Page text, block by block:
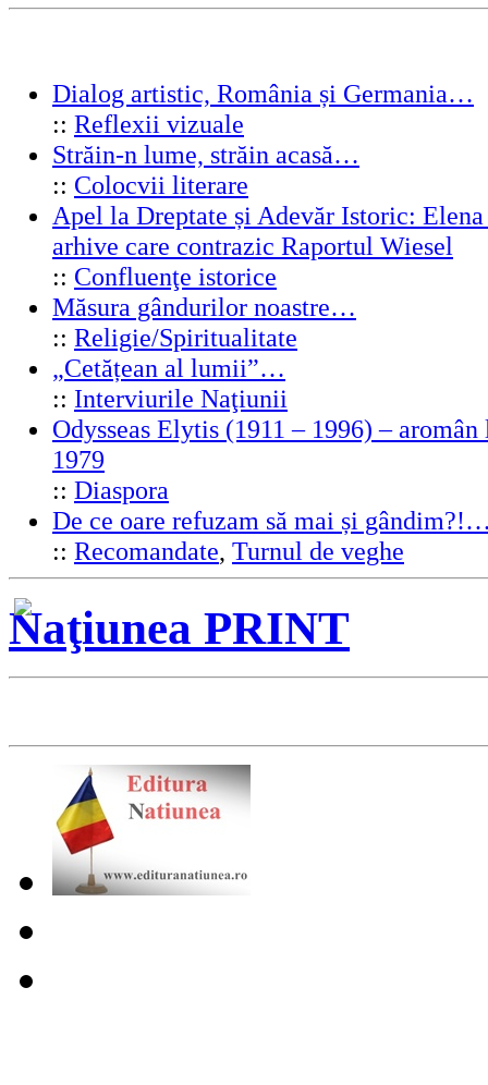
Dialog artistic, România și Germania…
:: Reflexii vizuale
Străin-n lume, străin acasă…
:: Colocvii literare
Apel la Dreptate și Adevăr Istoric:
arhive care contrazic Raportul Wiesel
:: Confluenţe istorice
Măsura gândurilor noastre…
:: Religie/Spiritualitate
„Cetățean al lumii”…
:: Interviurile Naţiunii
Odysseas Elytis (1911 – 1996) –
1979
:: Diaspora
De ce oare refuzam să mai și
:: Recomandate, Turnul de veghe
Naţiunea PRINT